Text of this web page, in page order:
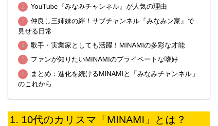
YouTube『みなみチャンネル』が人気の理由
仲良し三姉妹の絆！サブチャンネル『みなみン家』で
見せる日常
歌手・実業家としても活躍！MINAMIの多彩な才能
ファンが知りたいMINAMIのプライベートな嗜好
まとめ：進化を続けるMINAMIと「みなみチャンネル」
のこれから
10代のカリスマ「MINAMI」とは？